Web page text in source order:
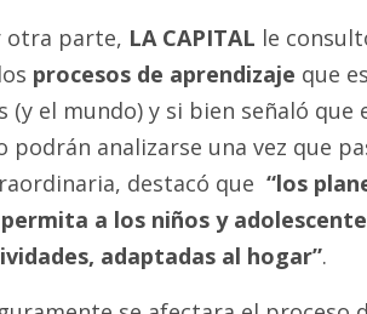
otra parte, LA CAPITAL le
procesos de aprendizaje que
(y el mundo) y si bien señaló
podrán analizarse una vez que
destacó que “los
a los niños y
adaptadas al hogar”.